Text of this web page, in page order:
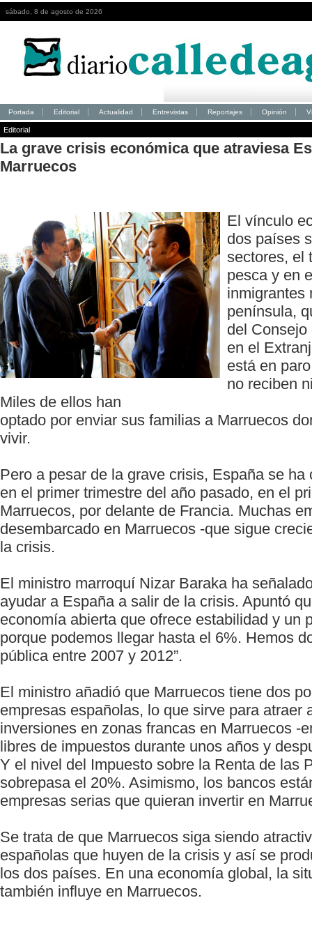
sábado, 8 de agosto de 2026
Portada Editorial Actualidad Entrevistas Reportajes Opinión
Editorial
La grave crisis económica que atraviesa
Marruecos
El vínculo
dos países
sectores, el
pesca y en
inmigrantes
península,
del
en el
está en
no reciben
Miles de ellos han
optado por enviar sus familias a Marruecos
vivir.
Pero a pesar de la grave crisis, España se
en el primer trimestre del año pasado, en el
Marruecos, por delante de Francia. Muchas
desembarcado en Marruecos -que sigue
la crisis.
El ministro marroquí Nizar Baraka ha
ayudar a España a salir de la crisis. Apuntó
economía abierta que ofrece estabilidad y un
porque podemos llegar hasta el 6%. Hemos
pública entre 2007 y 2012”.
El ministro añadió que Marruecos tiene dos
empresas españolas, lo que sirve para atraer
inversiones en zonas francas en Marruecos -
libres de impuestos durante unos años y
Y el nivel del Impuesto sobre la Renta de las
sobrepasa el 20%. Asimismo, los bancos
empresas serias que quieran invertir en
Se trata de que Marruecos siga siendo
españolas que huyen de la crisis y así se
los dos países. En una economía global, la
también influye en Marruecos.